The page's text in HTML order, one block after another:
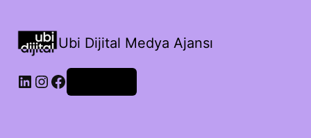
Ubi Dijital Medya Ajansı
LinkedIn
Instagram
Facebook